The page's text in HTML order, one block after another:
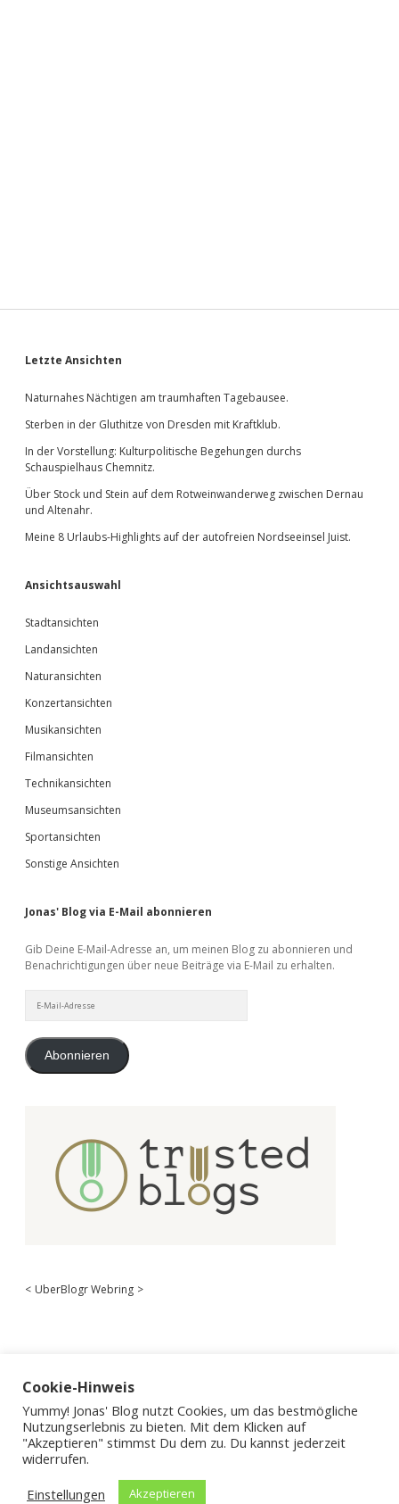
Sidebar
Letzte Ansichten
Naturnahes Nächtigen am traumhaften Tagebausee.
Sterben in der Gluthitze von Dresden mit Kraftklub.
In der Vorstellung: Kulturpolitische Begehungen durchs
Schauspielhaus Chemnitz.
Über Stock und Stein auf dem Rotweinwanderweg zwischen Dernau
und Altenahr.
Meine 8 Urlaubs-Highlights auf der autofreien Nordseeinsel Juist.
Ansichtsauswahl
Stadtansichten
Landansichten
Naturansichten
Konzertansichten
Musikansichten
Filmansichten
Technikansichten
Museumsansichten
Sportansichten
Sonstige Ansichten
Jonas' Blog via E-Mail abonnieren
Gib Deine E-Mail-Adresse an, um meinen Blog zu abonnieren und
Benachrichtigungen über neue Beiträge via E-Mail zu erhalten.
Mail-
Abonnieren
< UberBlogr Webring >
Cookie-Hinweis
Yummy! Jonas' Blog nutzt Cookies, um das bestmögliche
Nutzungserlebnis zu bieten. Mit dem Klicken auf
"Akzeptieren" stimmst Du dem zu. Du kannst jederzeit
widerrufen.
Einstellungen
Akzeptieren